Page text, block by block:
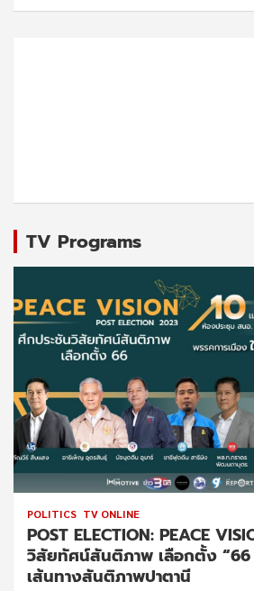
TV Programs
POLITICS TV ONLINE
POST ELECTION: PEACE
วิสัยทัศน์สันติภาพ เลือกตั้ง “66
เส้นทางสันติภาพปาตานี